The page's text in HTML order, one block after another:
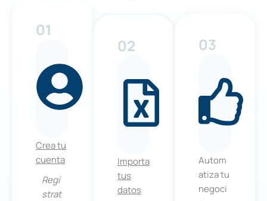
01
Crea tu
cuenta
Regí
strat
02
Importa
tus
datos
03
Autom
atiza tu
negoci